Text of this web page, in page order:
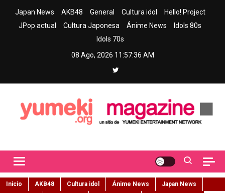
Japan News AKB48 General Cultura idol
Hello! Project
JPop actual
Cultura Japonesa Ánime News
Idols 80s
Idols 70s
08 Ago, 2026 11:57:37 AM
Inicio AKB48 Cultura idol Ánime News
Japan News